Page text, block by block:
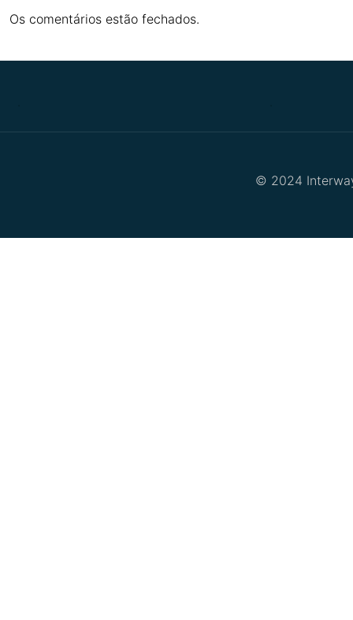
Os comentários estão fechados.
© 2024